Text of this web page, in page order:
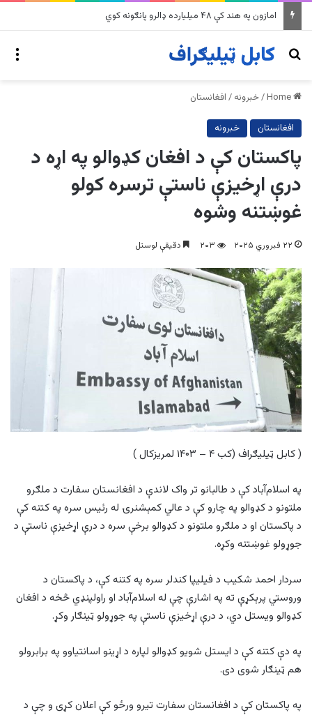
په وینزویلا کې زورورو زلزلو پراخ زیانونه اړولي
Search for
/خبرونه / افغانستان
افغانستان خبرونه
پاکستان کې د افغان کډوالو په اړه د
درې اړخیزې ناستې ترسره کولو
غوښتنه وشوه
۲۲ فبروري ۲۰۲۵ ۲۰۳ دقیقې لوستل
( کابل ټيليګراف (کب ۴ – ۱۴۰۳ لمريزکال )
په اسلام‌آباد کې د طالبانو تر واک لاندې د افغانستان سفارت د ملګرو
ملتونو د کډوالو په چارو کې د عالي کمېشنرۍ له رئیس سره په کتنه کې
د پاکستان او د ملګرو ملتونو د کډوالو برخې سره د درې اړخیزې ناستې د
جوړولو غوښتنه وکړه.
سردار احمد شکیب د فیلیپا کندلر سره په کتنه کې، د پاکستان د
وروستي پرېکړې ته په اشارې چې له اسلام‌آباد او راولپنډي څخه د افغان
کډوالو ویستل دي، د درې اړخیزې ناستې په جوړولو ټینګار وکړ.
په دې کتنه کې د ایستل شویو کډوالو لپاره د اړینو اسانتیاوو په برابرولو
هم ټینګار شوی دی.
په پاکستان کې د افغانستان سفارت تیرو ورځو کې اعلان کړی و چې د